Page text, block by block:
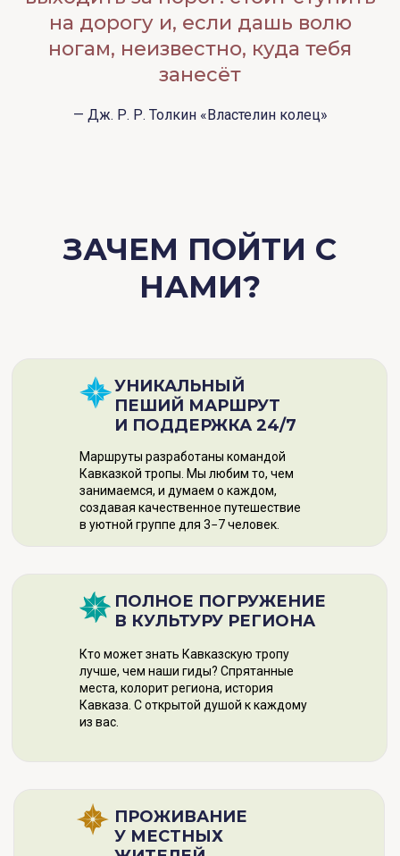
на дорогу и, если дашь волю
ногам, неизвестно, куда тебя
занесёт
— Дж. Р. Р. Толкин «Властелин колец»
ЗАЧЕМ ПОЙТИ С
НАМИ?
УНИКАЛЬНЫЙ
ПЕШИЙ МАРШРУТ
И ПОДДЕРЖКА 24/7
Маршруты разработаны командой
Кавказкой тропы. Мы любим то, чем
занимаемся, и думаем о каждом,
создавая качественное путешествие
в уютной группе для 3−7 человек.
ПОЛНОЕ ПОГРУЖЕНИЕ
В КУЛЬТУРУ РЕГИОНА
Кто может знать Кавказскую тропу
лучше, чем наши гиды? Спрятанные
места, колорит региона, история
Кавказа. С открытой душой к каждому
из вас.
ПРОЖИВАНИЕ
У МЕСТНЫХ